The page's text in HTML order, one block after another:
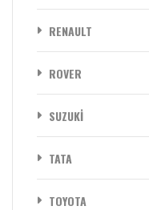
RENAULT
ROVER
SUZUKİ
TATA
TOYOTA